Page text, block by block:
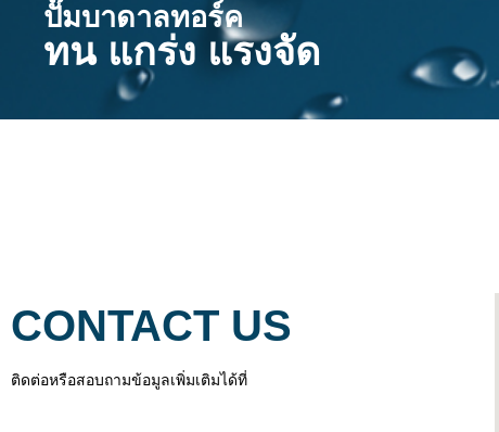
ปั๊มบาดาลทอร์ค
ทน แกร่ง แรงจัด
CONTACT US
ติดต่อหรือสอบถามข้อมูลเพิ่มเติมได้ที่